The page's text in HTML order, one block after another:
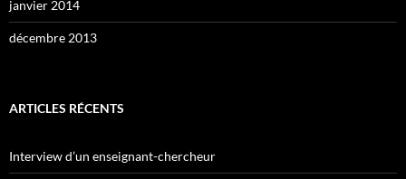
janvier 2014
décembre 2013
ARTICLES RÉCENTS
Interview d’un enseignant-chercheur